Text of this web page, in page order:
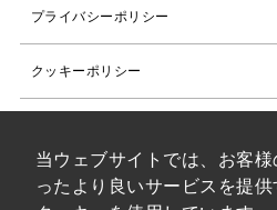
当ウェブサイトでは、お客
ったより良いサービスを提供
プライバシーポリシー
クッキーポリシー
東レ公式SNS